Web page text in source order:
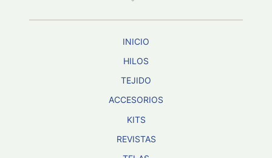
INICIO
HILOS
TEJIDO
ACCESORIOS
KITS
REVISTAS